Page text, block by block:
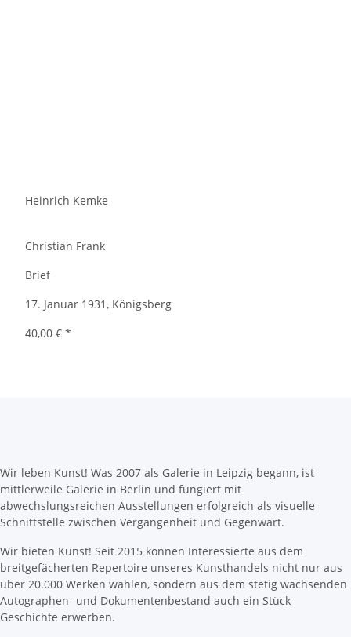
Heinrich Kemke
Christian Frank
Brief
17. Januar 1931, Königsberg
40,00 € *
Wir leben Kunst! Was 2007 als Galerie in Leipzig begann, ist
mittlerweile Galerie in Berlin und fungiert mit
abwechslungsreichen Ausstellungen erfolgreich als visuelle
Schnittstelle zwischen Vergangenheit und Gegenwart.
Wir bieten Kunst! Seit 2015 können Interessierte aus dem
breitgefächerten Repertoire unseres Kunsthandels nicht nur aus
über 20.000 Werken wählen, sondern aus dem stetig wachsenden
Autographen- und Dokumentenbestand auch ein Stück
Geschichte erwerben.